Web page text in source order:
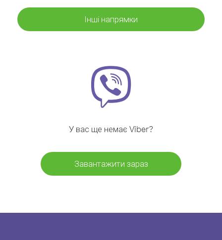
Інші напрямки
У вас ще немає Viber?
Завантажити зараз